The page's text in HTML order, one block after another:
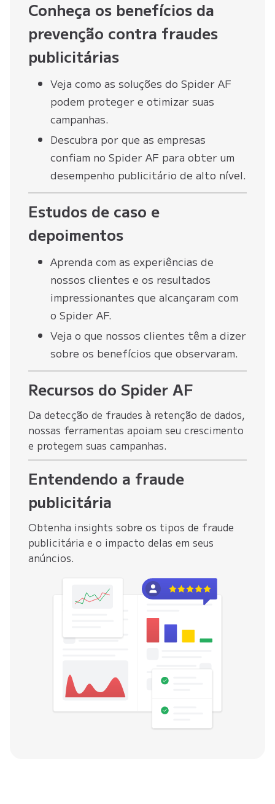
Conheça os benefícios da
prevenção contra fraudes
publicitárias
Veja como as soluções do Spider AF
podem proteger e otimizar suas
campanhas.
Descubra por que as empresas
confiam no Spider AF para obter um
desempenho publicitário de alto nível.
Estudos de caso e
depoimentos
Aprenda com as experiências de
nossos clientes e os resultados
impressionantes que alcançaram com
o Spider AF.
Veja o que nossos clientes têm a dizer
sobre os benefícios que observaram.
Recursos do Spider AF
Da detecção de fraudes à retenção de dados,
nossas ferramentas apoiam seu crescimento
e protegem suas campanhas.
Entendendo a fraude
publicitária
Obtenha insights sobre os tipos de fraude
publicitária e o impacto delas em seus
anúncios.